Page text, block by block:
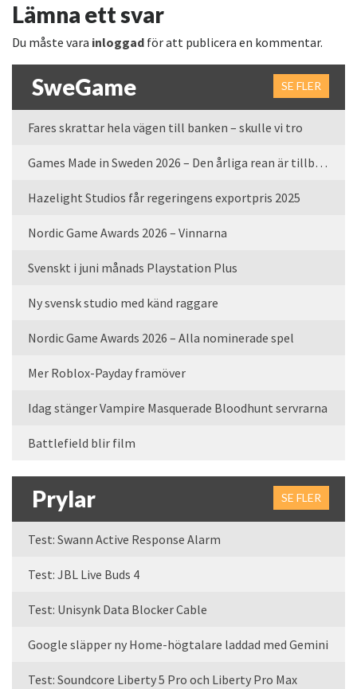
Lämna ett svar
Du måste vara inloggad för att publicera en kommentar.
SweGame SE FLER
Fares skrattar hela vägen till banken – skulle vi tro
Games Made in Sweden 2026 – Den årliga rean är tillbaka
Hazelight Studios får regeringens exportpris 2025
Nordic Game Awards 2026 – Vinnarna
Svenskt i juni månads Playstation Plus
Ny svensk studio med känd raggare
Nordic Game Awards 2026 – Alla nominerade spel
Mer Roblox-Payday framöver
Idag stänger Vampire Masquerade Bloodhunt servrarna
Battlefield blir film
Prylar SE FLER
Test: Swann Active Response Alarm
Test: JBL Live Buds 4
Test: Unisynk Data Blocker Cable
Google släpper ny Home-högtalare laddad med Gemini
Test: Soundcore Liberty 5 Pro och Liberty Pro Max